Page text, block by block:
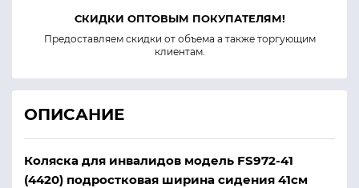
СКИДКИ ОПТОВЫМ ПОКУПАТЕЛЯМ!
Предоставляем скидки от объема а также торгующим
клиентам.
ОПИСАНИЕ
Коляска для инвалидов модель FS972-41
(4420) подростковая ширина сидения 41см